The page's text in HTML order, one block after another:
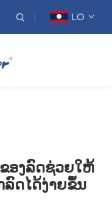
LO
ອງລົດຊ່ວຍໃຫ້
ລົດໄດ້ງ່າຍຂຶ້ນ